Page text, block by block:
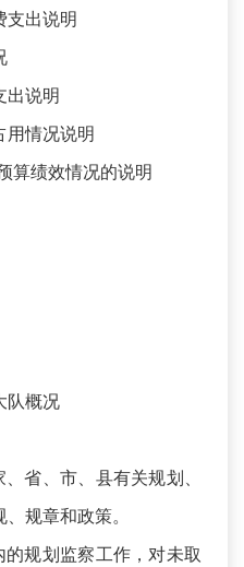
支出说明
出说明
用情况说明
算绩效情况的说明
队概况
省、市、县有关规划、
规章和政策。
规划监察工作，对未取